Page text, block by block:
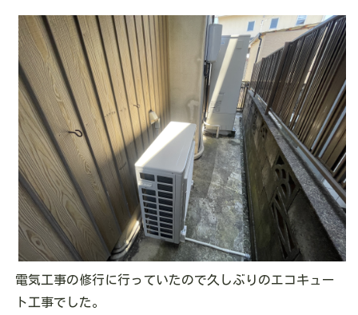
電気工事の修行に行っていたので久しぶりのエコキュー
ト工事でした。